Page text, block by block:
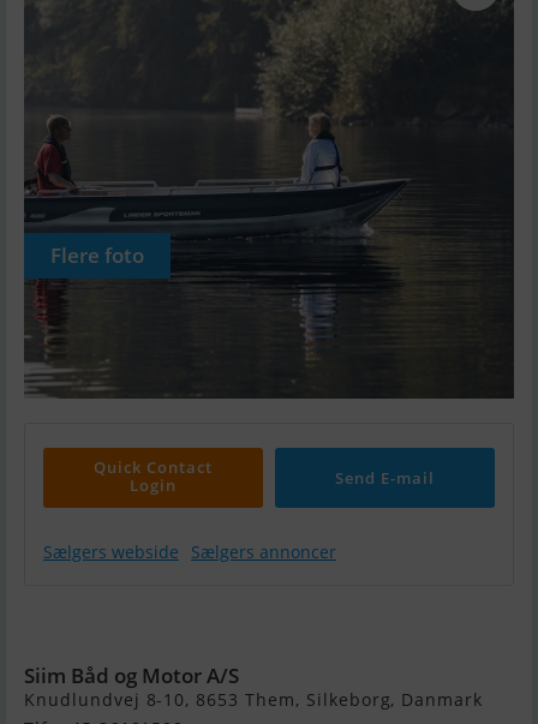
Flere foto
Quick Contact
Login
Send E-mail
Sælgers webside Sælgers annoncer
Siim Båd og Motor A/S
Knudlundvej 8-10, 8653 Them, Silkeborg, Danmark